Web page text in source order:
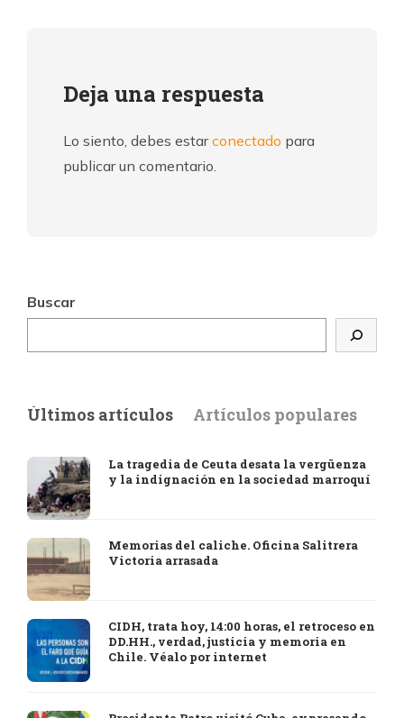
Deja una respuesta
Lo siento, debes estarconectado para
publicar un comentario.
Buscar
Últimos artículos Artículos populares
La tragedia de Ceuta desata la vergüenza
y la indignación en la sociedad marroquí
Memorias del caliche. Oficina Salitrera
Victoria arrasada
CIDH, trata hoy, 14:00 horas, el retroceso en
DD.HH., verdad, justicia y memoria en
Chile. Véalo por internet